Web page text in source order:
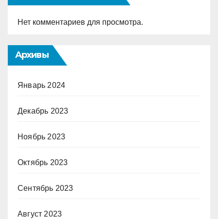
Нет комментариев для просмотра.
Архивы
Январь 2024
Декабрь 2023
Ноябрь 2023
Октябрь 2023
Сентябрь 2023
Август 2023